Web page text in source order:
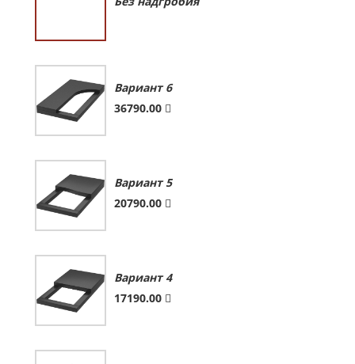
Вариант 6
36790.00
Вариант 5
20790.00
Вариант 4
17190.00